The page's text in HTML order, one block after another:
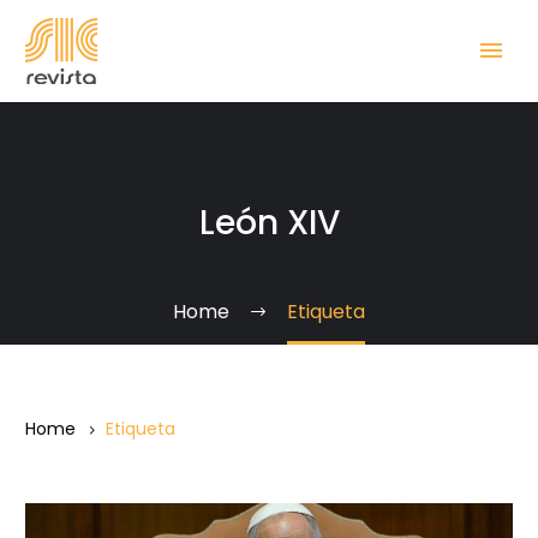
León XIV
Home Etiqueta
Home Etiqueta